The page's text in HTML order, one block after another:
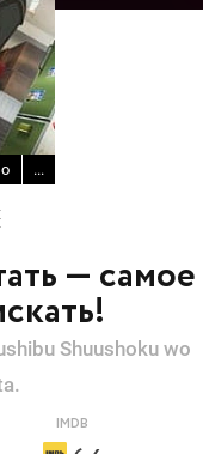
— самое
...
Shuushoku wo
IMDB